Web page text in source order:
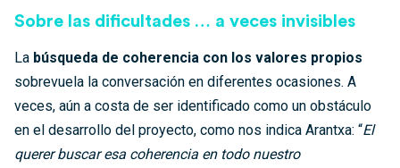
Sobre las dificultades … a veces invisibles
La búsqueda de coherencia con los valores propios
sobrevuela la conversación en diferentes ocasiones. A
veces, aún a costa de ser identificado como un obstáculo
en el desarrollo del proyecto, como nos indica Arantxa: “El
querer buscar esa coherencia en todo nuestro